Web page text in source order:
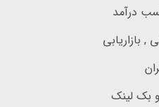
درآمد
بازاریابی
و بک لینک